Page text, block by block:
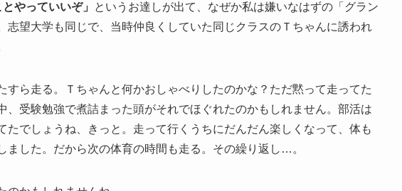
やっていいぞ」
というお達しが出て、なぜか私は嫌いなはずの「グラン
志望大学も同じで、当時仲良くしていた同じクラスのＴちゃんに誘われ
すら走る。Ｔちゃんと何かおしゃべりしたのかな？ただ黙って走ってた
、受験勉強で煮詰まった頭がそれでほぐれたのかもしれません。部活は
たでしょうね、きっと。走って行くうちにだんだん楽しくなって、体も
ました。だから次の体育の時間も走る。その繰り返し…。